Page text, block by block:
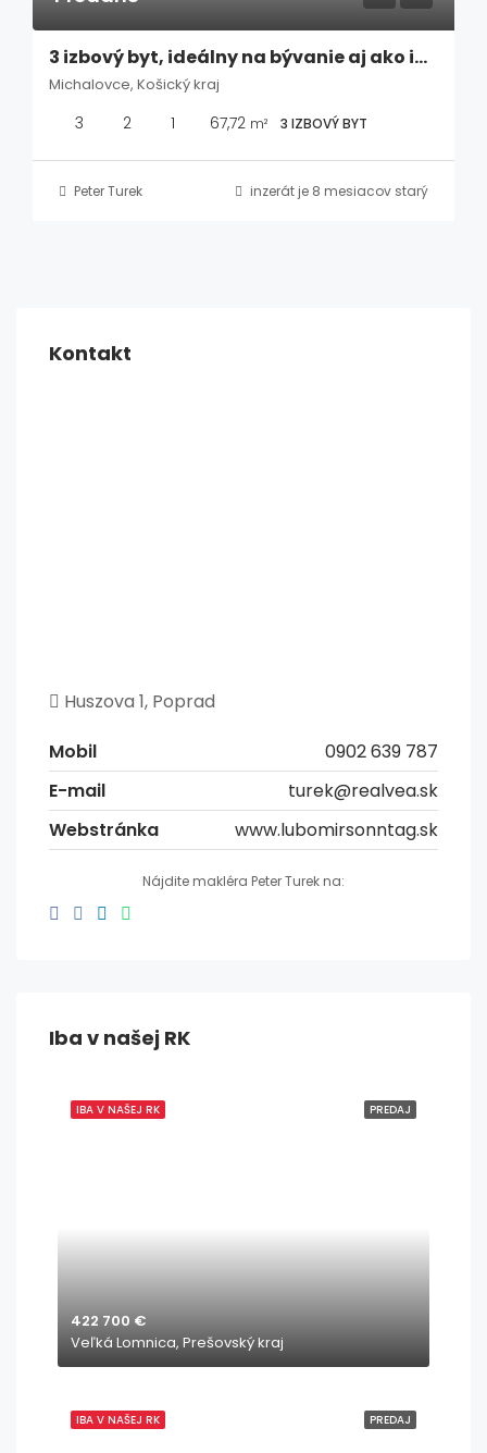
3 izbový byt, ideálny na bývanie aj ako investícia, Michalovce
Michalovce, Košický kraj
3 2 1 67,72 m² 3 IZBOVÝ BYT
Peter Turek inzerát je 8 mesiacov starý
Kontakt
Huszova 1, Poprad
Mobil
0902 639 787
E-mail
turek@realvea.sk
Webstránka
www.lubomirsonntag.sk
Nájdite makléra Peter Turek na:
Iba v našej RK
PREDAJ
IBA V NAŠEJ RK
422 700 €
Veľká Lomnica, Prešovský kraj
PREDAJ
IBA V NAŠEJ RK